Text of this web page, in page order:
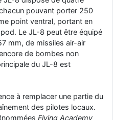
pouvant porter 250
point ventral, portant en
Le JL-8 peut être équipé
mm, de missiles air-air
de bombes non
du JL-8 est
à remplacer une partie du
des pilotes locaux.
Flying Academy